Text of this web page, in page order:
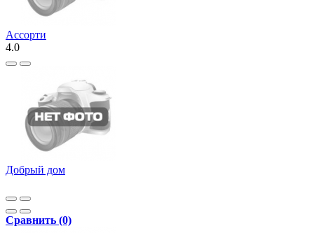
Ассорти
4.0
Добрый дом
Сравнить (0)